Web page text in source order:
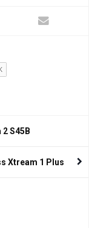
S45B
Xtream 1 Plus